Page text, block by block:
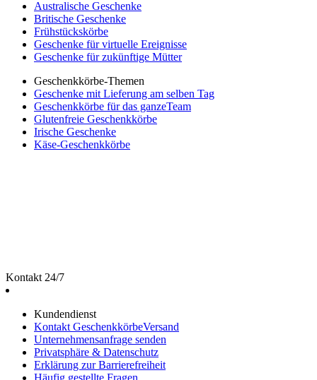
Australische Geschenke
Britische Geschenke
Frühstückskörbe
Geschenke für virtuelle Ereignisse
Geschenke für zukünftige Mütter
Geschenkkörbe-Themen
Geschenke mit Lieferung am selben Tag
Geschenkkörbe für das ganzeTeam
Glutenfreie Geschenkkörbe
Irische Geschenke
Käse-Geschenkkörbe
Kontakt 24/7
Kundendienst
Kontakt GeschenkkörbeVersand
Unternehmensanfrage senden
Privatsphäre & Datenschutz
Erklärung zur Barrierefreiheit
Häufig gestellte Fragen